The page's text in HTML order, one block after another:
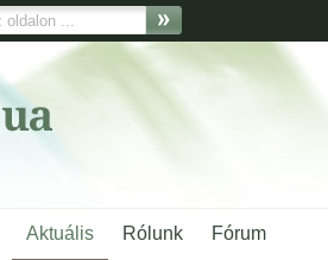
Aktuális Rólunk Fórum